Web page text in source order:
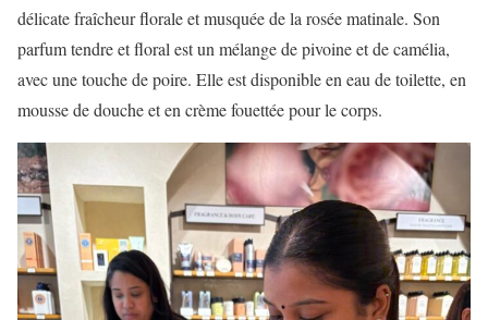
délicate fraîcheur florale et musquée de la rosée matinale. Son
parfum tendre et floral est un mélange de pivoine et de camélia,
avec une touche de poire. Elle est disponible en eau de toilette, en
mousse de douche et en crème fouettée pour le corps.